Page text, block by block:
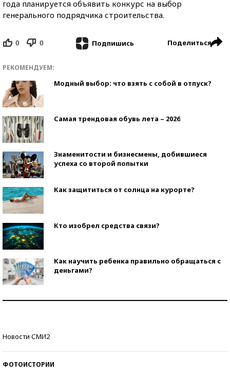
года планируется объявить конкурс на выбор
генерального подрядчика строительства.
0 0 Подпишись Поделиться
РЕКОМЕНДУЕМ:
Модный выбор: что взять с собой в отпуск?
Самая трендовая обувь лета – 2026
Знаменитости и бизнесмены, добившиеся
успеха со второй попытки
Как защититься от солнца на курорте?
Кто изобрел средства связи?
Как научить ребенка правильно обращаться с
деньгами?
Новости СМИ2
ФОТОИСТОРИИ